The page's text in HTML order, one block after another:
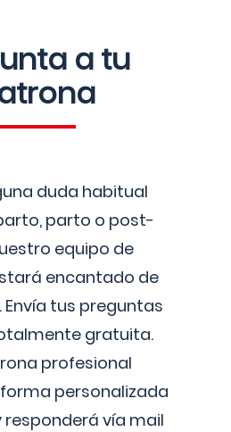
a tu
duda habitual
parto o post-
equipo de
encantado de
tus preguntas
gratuita.
profesional
personalizada
vía mail